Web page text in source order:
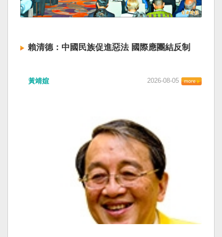
賴清德：中國民族促進惡法 國際應團結反制
「民族團結進步促進法」對各國人民進行政治審
統賴清德昨日於凱達格蘭論壇致詞表示，中國的
「民促法」不僅侵害台灣主權，更透過跨國鎮
壓，對世界各國人民進行政治審查、製造寒蟬效
應，是國際社會應該團結反制的惡法；台灣不會
接受統戰滲透和紅色恐怖、不會坐視中國將壓迫
黑手伸進台灣，或任何自由國家與地區。 不會坐
視北京黑手伸進台灣 賴清德指出，中國上個月不
顧國際反對，實施「民族團結進步促進法」，
「對中政策跨國議會聯盟」（IPAC）隨即發表聲
明，譴責嚴重違反基本人權。他感謝IPAC日本共
同主席中谷元、IPAC執行主任裴倫德昨以行動再
黃靖媗 2026-08-05